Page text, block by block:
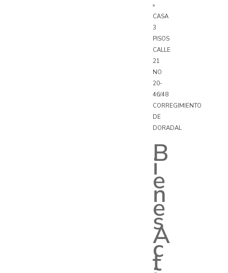
»
CASA
3
PISOS
CALLE
21
NO
20-
46/48
CORREGIMIENTO
DE
DORADAL
B
i
e
n
e
s
A
c
t